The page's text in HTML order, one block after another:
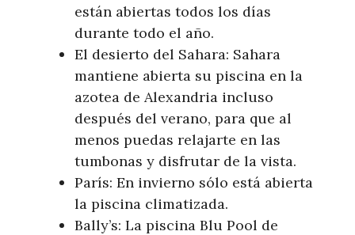
están abiertas todos los días
durante todo el año.
El desierto del Sahara: Sahara
mantiene abierta su piscina en la
azotea de Alexandria incluso
después del verano, para que al
menos puedas relajarte en las
tumbonas y disfrutar de la vista.
París: En invierno sólo está abierta
la piscina climatizada.
Bally’s: La piscina Blu Pool de